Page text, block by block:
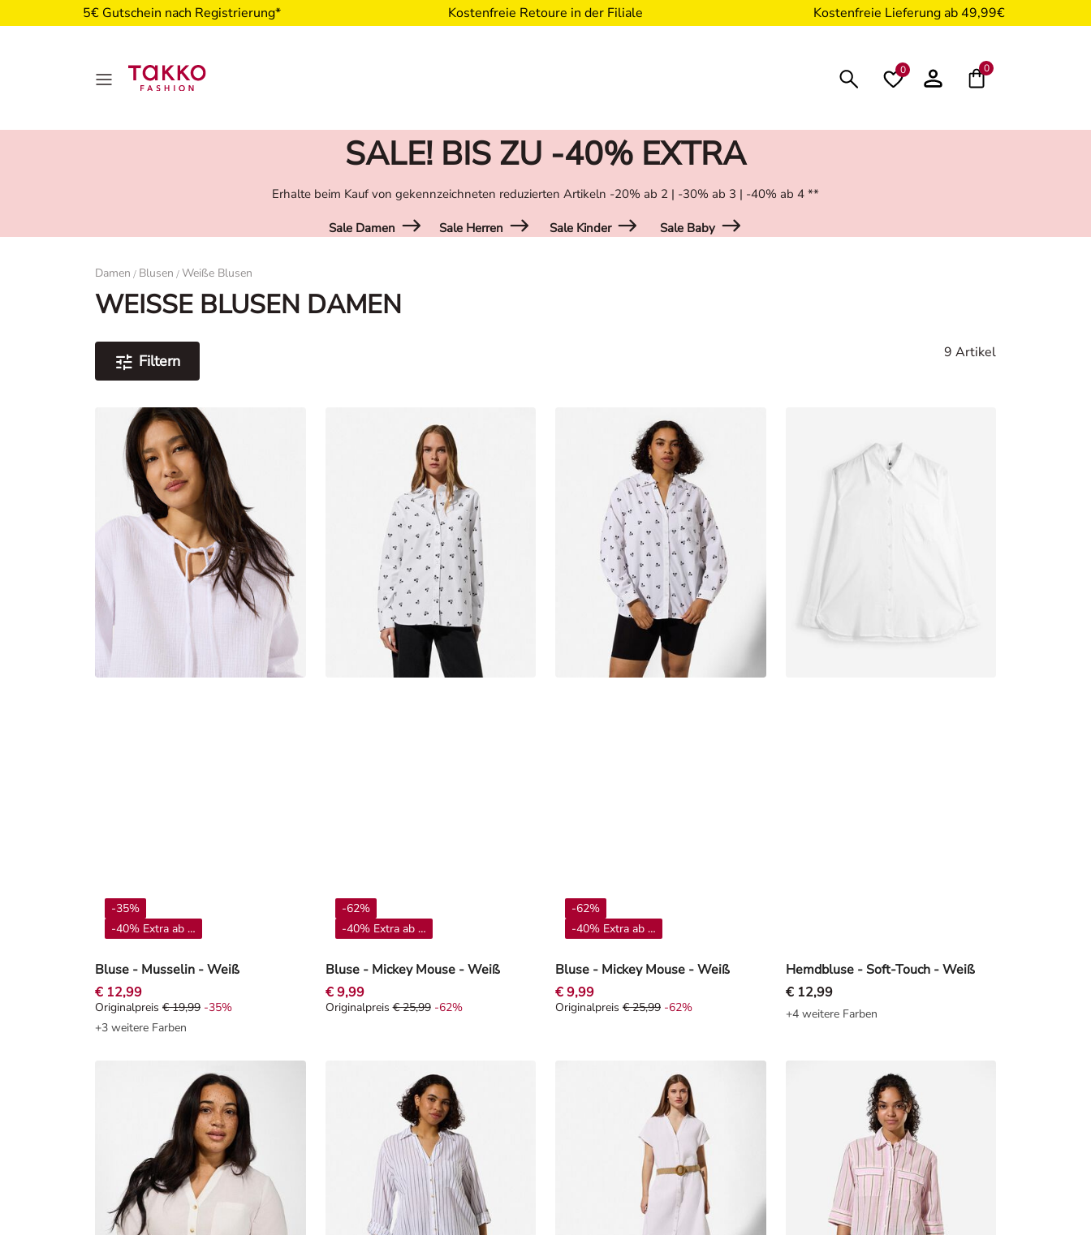
5€ Gutschein nach Registrierung* Kostenfreie Retoure in der Filiale Kostenfreie Lieferung ab 49,99€
0 0
SALE! BIS ZU -40% EXTRA
Erhalte beim Kauf von gekennzeichneten reduzierten Artikeln -20% ab 2 | -30% ab 3 | -40% ab 4 **
Sale Damen Sale Herren Sale Kinder
Sale Baby
Damen / Blusen / Weiße Blusen
WEISSE BLUSEN DAMEN
Filtern 9 Artikel
Bluse - Musselin - Weiß
-35%
-40% Extra ab 4**
€ 12,99
Originalpreis € 19,99, Rabat -35%
Originalpreis € 19,99 -35%
+3 weitere Farben
Bluse - Mickey Mouse - Weiß
-62%
-40% Extra ab 4**
€ 9,99
Originalpreis € 25,99, Rabat -62%
Originalpreis € 25,99 -62%
Bluse - Mickey Mouse - Weiß
-62%
-40% Extra ab 4**
€ 9,99
Originalpreis € 25,99, Rabat -62%
Originalpreis € 25,99 -62%
Hemdbluse - Soft-Touch - Weiß
€ 12,99
+4 weitere Farben